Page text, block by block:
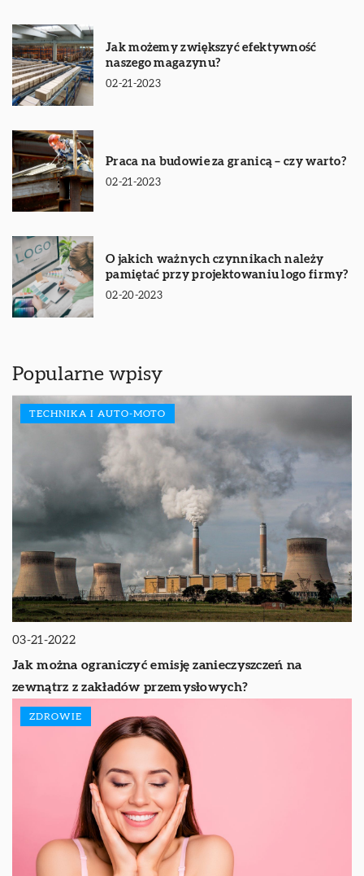
Jak możemy zwiększyć efektywność
naszego magazynu?
02-21-2023
Praca na budowie za granicą – czy warto?
02-21-2023
O jakich ważnych czynnikach należy
pamiętać przy projektowaniu logo firmy?
02-20-2023
Popularne wpisy
TECHNIKA I AUTO-MOTO
03-21-2022
Jak można ograniczyć emisję zanieczyszczeń na
zewnątrz z zakładów przemysłowych?
ZDROWIE